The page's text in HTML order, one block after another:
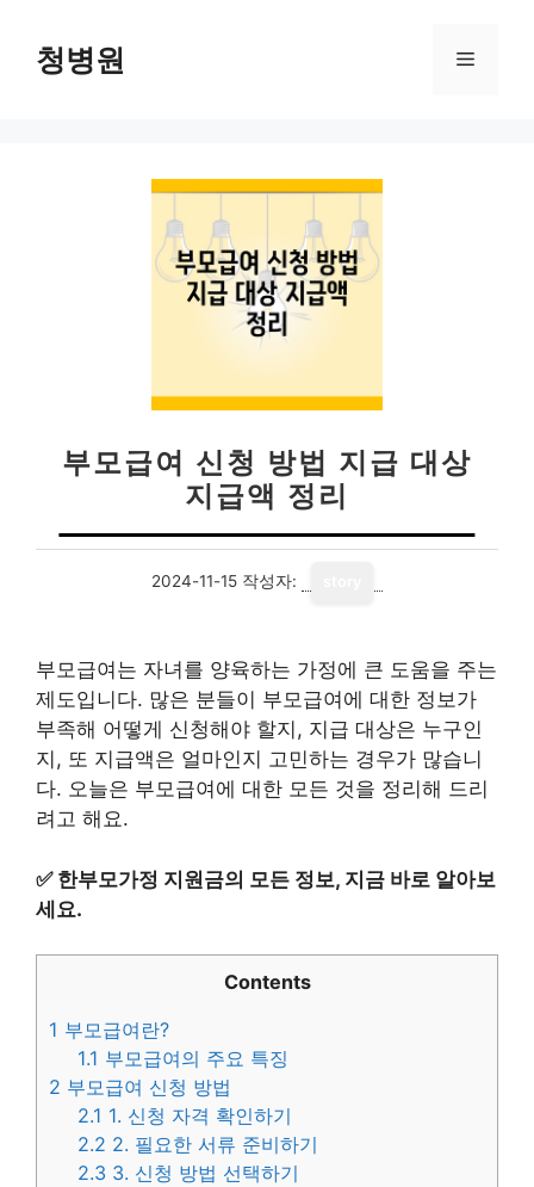
청병원 메
부모급여 신청 방법 지급 대상
지급액 정리
2024-11-15 작성자:
부모급여는 자녀를 양육하는 가정에 큰 도움을 주는
제도입니다. 많은 분들이 부모급여에 대한 정보가
부족해 어떻게 신청해야 할지, 지급 대상은 누구인
지, 또 지급액은 얼마인지 고민하는 경우가 많습니
다. 오늘은 부모급여에 대한 모든 것을 정리해 드리
려고 해요.
✅ 한부모가정 지원금의 모든 정보, 지금 바로 알아보
세요.
Contents
1 부모급여란?
1.1 부모급여의 주요 특징
2 부모급여 신청 방법
2.1 1. 신청 자격 확인하기
2.2 2. 필요한 서류 준비하기
2.3 3. 신청 방법 선택하기